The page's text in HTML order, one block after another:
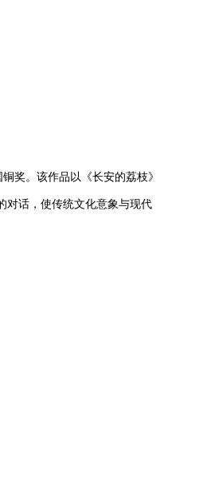
奖。该作品以《长安的荔枝》
对话，使传统文化意象与现代